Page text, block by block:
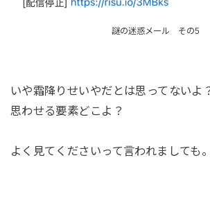
謎の迷惑メール その5
いや霜降りせいやだとは思ってないよ
思わせる要素どこよ？
よく見てくださいって言われましても。